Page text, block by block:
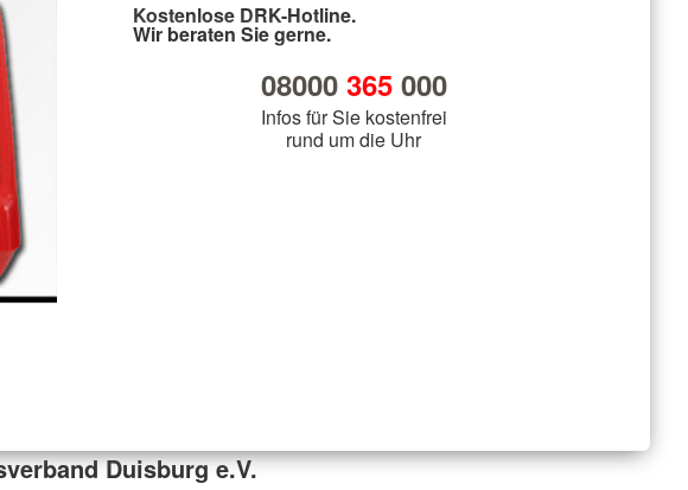
Kostenlose DRK-Hotline.
Wir beraten Sie gerne.
08000 365000
Infos für Sie kostenfrei
rund um die Uhr
Duisburg e.V.